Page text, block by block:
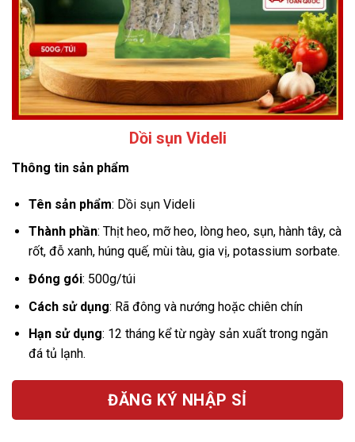
Dồi sụn Videli
Thông tin sản phẩm
Tên sản phẩm: Dồi sụn Videli
Thành phần: Thịt heo, mỡ heo, lòng heo, sụn, hành tây, cà
rốt, đỗ xanh, húng quế, mùi tàu, gia vị, potassium sorbate.
Đóng gói: 500g/túi
Cách sử dụng: Rã đông và nướng hoặc chiên chín
Hạn sử dụng: 12 tháng kể từ ngày sản xuất trong ngăn
đá tủ lạnh.
ĐĂNG KÝ NHẬP SỈ